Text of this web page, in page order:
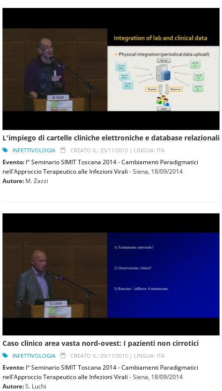
L'impiego di cartelle cliniche elettroniche e database relazionali
INFETTIVOLOGIA CREATO IL: 25/11/2015 | LINGUA: ITA
Evento: I° Seminario SIMIT Toscana 2014 - Cambiamenti Paradigmatici
nell'Approccio Terapeutico alle Infezioni Virali - Siena, 18/09/2014
Autore: M. Zazzi
Caso clinico area vasta nord-ovest: I pazienti non cirrotici
INFETTIVOLOGIA CREATO IL: 25/11/2015 | LINGUA: ITA
Evento: I° Seminario SIMIT Toscana 2014 - Cambiamenti Paradigmatici
nell'Approccio Terapeutico alle Infezioni Virali - Siena, 18/09/2014
Autore:S. Luchi